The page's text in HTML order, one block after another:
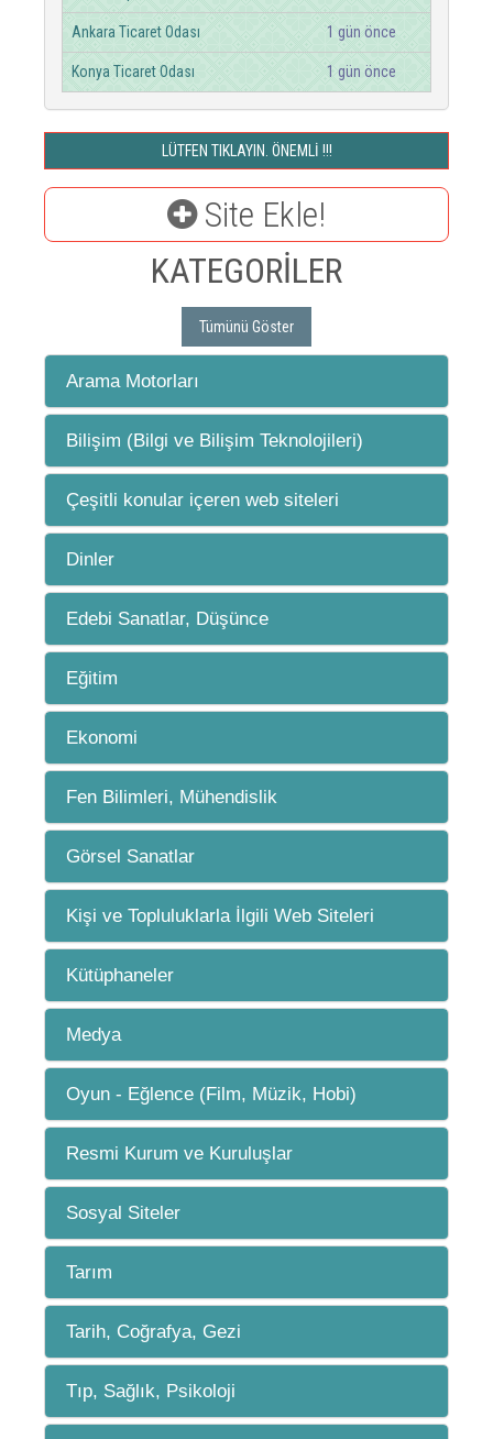
Ankara Ticaret Odası 1 gün önce
Konya Ticaret Odası 1 gün önce
LÜTFEN TIKLAYIN. ÖNEMLİ !!!
Site Ekle!
KATEGORİLER
Tümünü Göster
Arama Motorları
Bilişim (Bilgi ve Bilişim Teknolojileri)
Çeşitli konular içeren web siteleri
Dinler
Edebi Sanatlar, Düşünce
Eğitim
Ekonomi
Fen Bilimleri, Mühendislik
Görsel Sanatlar
Kişi ve Topluluklarla İlgili Web Siteleri
Kütüphaneler
Medya
Oyun - Eğlence (Film, Müzik, Hobi)
Resmi Kurum ve Kuruluşlar
Sosyal Siteler
Tarım
Tarih, Coğrafya, Gezi
Tıp, Sağlık, Psikoloji